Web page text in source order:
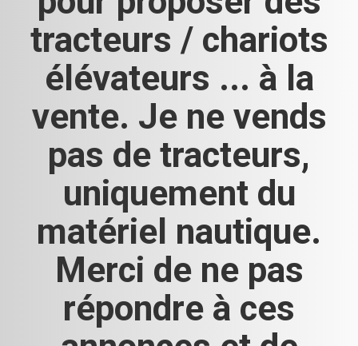
tracteurs / chariots
élévateurs ... à la
vente. Je ne vends
pas de tracteurs,
uniquement du
matériel nautique.
Merci de ne pas
répondre à ces